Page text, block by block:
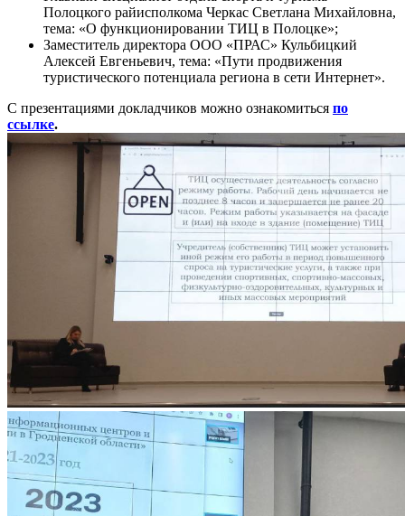
Полоцкого райисполкома Черкас Светлана Михайловна,
тема: «О функционировании ТИЦ в Полоцке»;
Заместитель директора ООО «ПРАС» Кульбицкий
Алексей Евгеньевич, тема: «Пути продвижения
туристического потенциала региона в сети Интернет».
С презентациями докладчиков можно ознакомиться по
ссылке.